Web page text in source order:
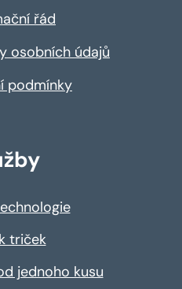
řád
osobních údajů
podmínky
triček
jednoho kusu